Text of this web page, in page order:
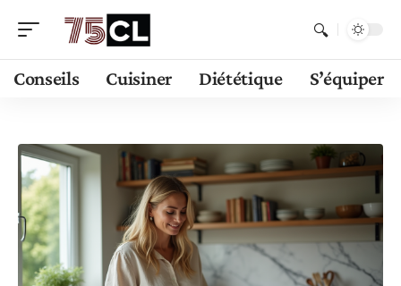
Conseils Cuisiner Diététique S’équiper